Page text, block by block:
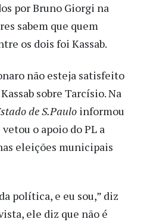
por Bruno Giorgi na
sabem que quem
os dois foi Kassab.
não esteja satisfeito
sobre Tarcísio. Na
de S.Paulo informou
o apoio do PL a
eleições municipais
política, e eu sou,” diz
ele diz que não é